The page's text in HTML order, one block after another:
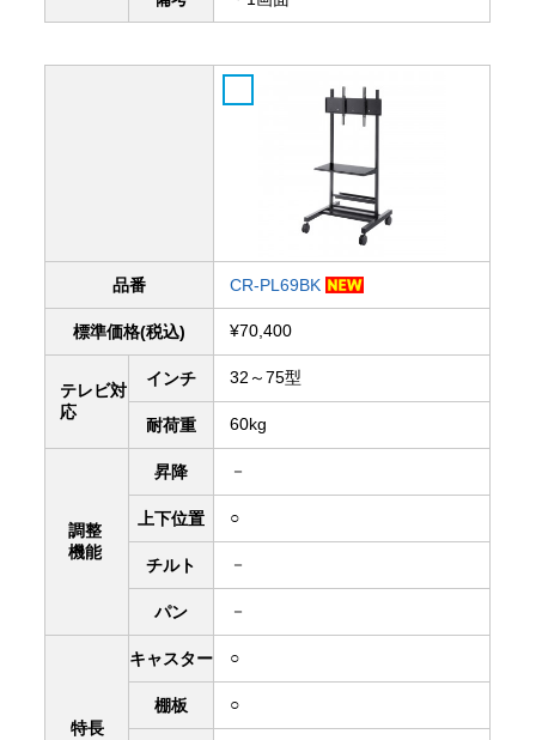
品番 CR-PL69BK
標準価格(税込) ¥70,400
テレビ対
応
インチ 32～75型
耐荷重 60kg
調整
機能
昇降 －
上下位置 ○
チルト －
パン －
特長
キャスター ○
棚板 ○